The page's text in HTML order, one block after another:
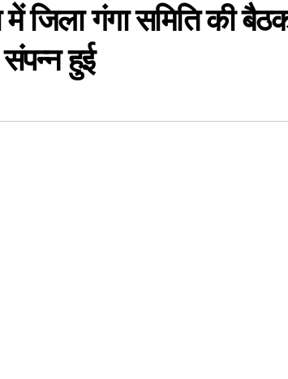
में जिला गंगा समिति की
हुई